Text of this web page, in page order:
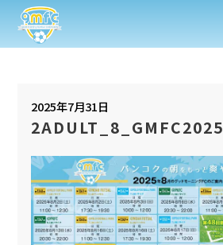
2025年7月31日
2ADULT_8_GMFC2025